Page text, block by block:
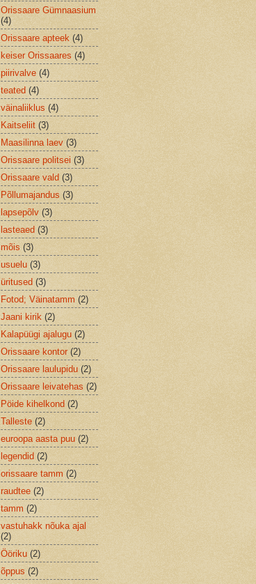
Orissaare Gümnaasium
(4)
Orissaare apteek (4)
keiser Orissaares (4)
piirivalve (4)
teated (4)
väinaliiklus (4)
Kaitseliit (3)
Maasilinna laev (3)
Orissaare politsei (3)
Orissaare vald (3)
Põllumajandus (3)
lapsepõlv (3)
lasteaed (3)
mõis (3)
usuelu (3)
üritused (3)
Fotod; Väinatamm (2)
Jaani kirik (2)
Kalapüügi ajalugu (2)
Orissaare kontor (2)
Orissaare laulupidu (2)
Orissaare leivatehas (2)
Pöide kihelkond (2)
Talleste (2)
euroopa aasta puu (2)
legendid (2)
orissaare tamm (2)
raudtee (2)
tamm (2)
vastuhakk nõuka ajal
(2)
Ööriku (2)
õppus (2)